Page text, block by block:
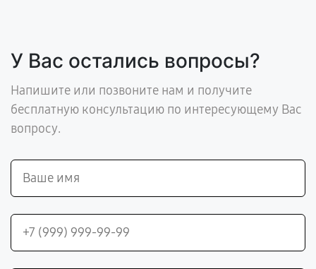
У Вас остались вопросы?
Напишите или позвоните нам и получите
бесплатную консультацию по интересующему Вас
вопросу.